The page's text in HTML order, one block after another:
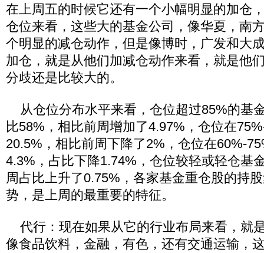
在上周五的时候它还有一个小幅明显的加仓
仓位来看，这些大的基金公司，像华夏，南
个明显的减仓动作，但是像博时，广发和大
加仓，就是从他们加减仓动作来看，就是他
分歧还是比较大的。
从仓位分布水平来看，仓位超过85%的基
比58%，相比前周增加了4.97%，仓位在
20.5%，相比前周下降了2%，仓位在60%-
4.3%，占比下降1.74%，仓位较轻或轻仓基
周占比上升了0.75%，各家基金重仓股的持
势，是上周的最重要的特征。
代行：现在如果从它的行业布局来看，就
像食品饮料，金融，有色，还有交通运输，